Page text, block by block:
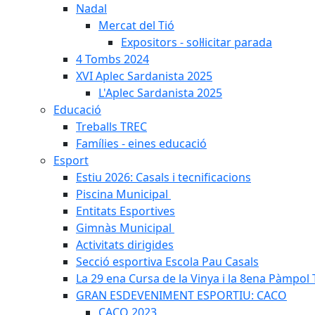
Nadal
Mercat del Tió
Expositors - sol·licitar parada
4 Tombs 2024
XVI Aplec Sardanista 2025
L'Aplec Sardanista 2025
Educació
Treballs TREC
Famílies - eines educació
Esport
Estiu 2026: Casals i tecnificacions
Piscina Municipal
Entitats Esportives
Gimnàs Municipal
Activitats dirigides
Secció esportiva Escola Pau Casals
La 29 ena Cursa de la Vinya i la 8ena Pàmpol
GRAN ESDEVENIMENT ESPORTIU: CACO